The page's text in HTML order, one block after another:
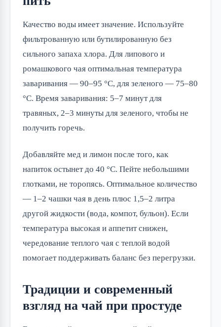
Качество воды имеет значение. Используйте
фильтрованную или бутилированную без
сильного запаха хлора. Для липового и
ромашкового чая оптимальная температура
заваривания — 90–95 °C, для зеленого — 75–80
°C. Время заваривания: 5–7 минут для
травяных, 2–3 минуты для зеленого, чтобы не
получить горечь.
Добавляйте мед и лимон после того, как
напиток остынет до 40 °C. Пейте небольшими
глотками, не торопясь. Оптимальное количество
— 1–2 чашки чая в день плюс 1,5–2 литра
другой жидкости (вода, компот, бульон). Если
температура высокая и аппетит снижен,
чередование теплого чая с теплой водой
помогает поддерживать баланс без перегрузки.
Традиции и современный
взгляд на чай при простуде